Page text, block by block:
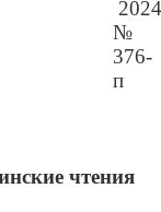
№
376-
п
чтения